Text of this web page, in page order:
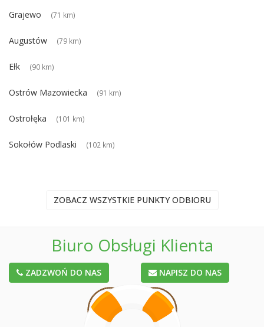
Grajewo (71 km)
Augustów (79 km)
Ełk (90 km)
Ostrów Mazowiecka (91 km)
Ostrołęka (101 km)
Sokołów Podlaski (102 km)
ZOBACZ WSZYSTKIE PUNKTY ODBIORU
Biuro Obsługi Klienta
ZADZWOŃ DO NAS NAPISZ DO NAS